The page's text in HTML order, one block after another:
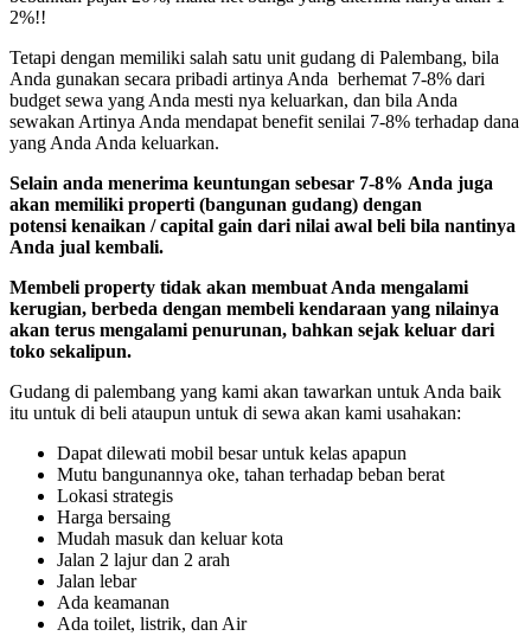
2%!!
Tetapi dengan memiliki salah satu unit gudang di Palembang, bila
Anda gunakan secara pribadi artinya Anda berhemat 7-8% dari
budget sewa yang Anda mesti nya keluarkan, dan bila Anda
sewakan Artinya Anda mendapat benefit senilai 7-8% terhadap dana
yang Anda Anda keluarkan.
Selain anda menerima keuntungan sebesar 7-8% Anda juga
akan memiliki properti (bangunan gudang) dengan
potensi kenaikan / capital gain dari nilai awal beli bila nantinya
Anda jual kembali.
Membeli property tidak akan membuat Anda mengalami
kerugian, berbeda dengan membeli kendaraan yang nilainya
akan terus mengalami penurunan, bahkan sejak keluar dari
toko sekalipun.
Gudang di palembang yang kami akan tawarkan untuk Anda baik
itu untuk di beli ataupun untuk di sewa akan kami usahakan:
Dapat dilewati mobil besar untuk kelas apapun
Mutu bangunannya oke, tahan terhadap beban berat
Lokasi strategis
Harga bersaing
Mudah masuk dan keluar kota
Jalan 2 lajur dan 2 arah
Jalan lebar
Ada keamanan
Ada toilet, listrik, dan Air